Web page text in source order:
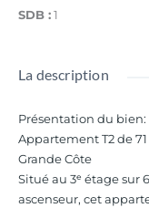
SDB :1
La description
Présentation du bien:
Appartement T2 de
Grande Côte
Situé au 3ᵉ étage sur
ascenseur, cet